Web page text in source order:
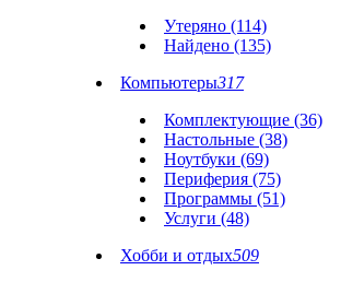
Утеряно (114)
Найдено (135)
Компьютеры317
Комплектующие (36)
Настольные (38)
Ноутбуки (69)
Периферия (75)
Программы (51)
Услуги (48)
Хобби и отдых509